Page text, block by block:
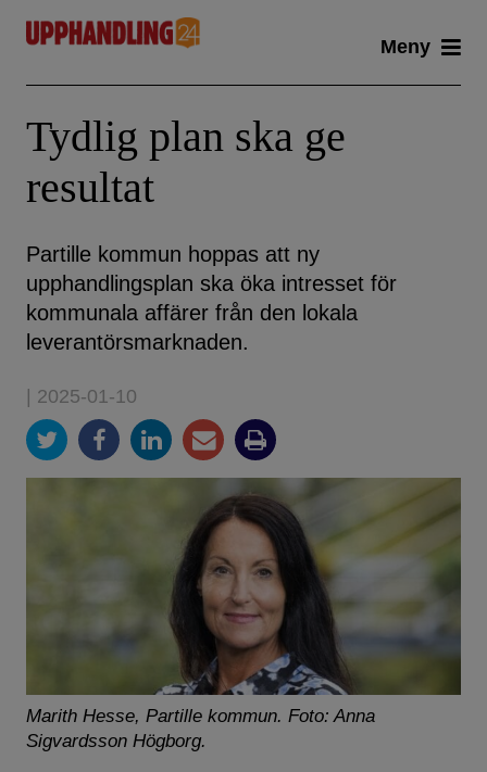
content
Meny
Tydlig plan ska ge
resultat
Partille kommun hoppas att ny
upphandlingsplan ska öka intresset för
kommunala affärer från den lokala
leverantörsmarknaden.
| 2025-01-10
Marith Hesse, Partille kommun. Foto: Anna
Sigvardsson Högborg.